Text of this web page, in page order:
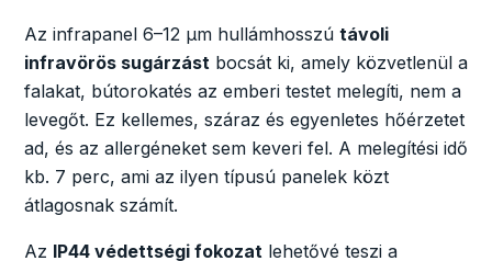
Az infrapanel 6–12 µm hullámhosszú távoli
infravörös sugárzást bocsát ki, amely közvetlenül a
falakat, bútorokatés az emberi testet melegíti, nem a
levegőt. Ez kellemes, száraz és egyenletes hőérzetet
ad, és az allergéneket sem keveri fel. A melegítési idő
kb. 7 perc, ami az ilyen típusú panelek közt
átlagosnak számít.
Az IP44 védettségi fokozat lehetővé teszi a